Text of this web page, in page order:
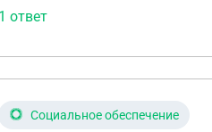
1 ответ
Социальное обеспечение